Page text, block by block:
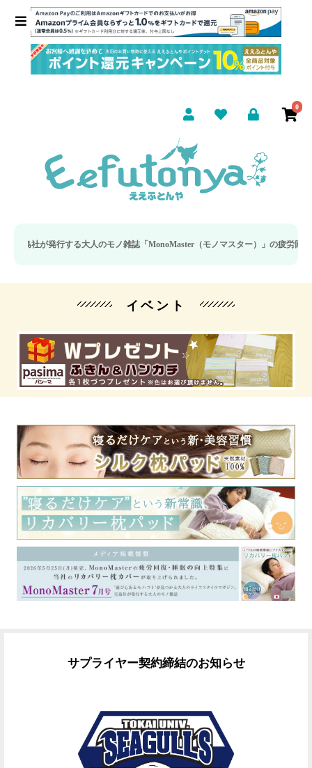
0
が発行する大人のモノ雑誌「MonoMaster（モノマスター）」の疲労回復・睡眠
イベント
サプライヤー契約締結のお知らせ